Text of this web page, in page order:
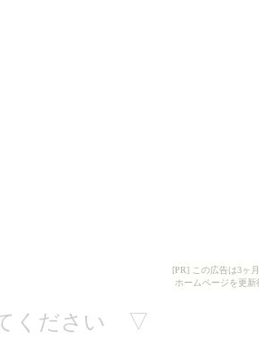
[PR] この広告は3ヶ
ホームページを更
ください ▽